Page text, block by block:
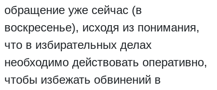
обращение уже сейчас (в
воскресенье), исходя из понимания,
что в избирательных делах
необходимо действовать оперативно,
чтобы избежать обвинений в